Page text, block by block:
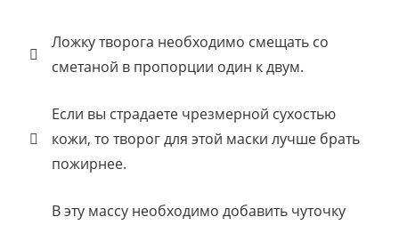
Ложку творога необходимо смещать со
сметаной в пропорции один к двум.
Если вы страдаете чрезмерной сухостью
кожи, то творог для этой маски лучше брать
пожирнее.
В эту массу необходимо добавить чуточку